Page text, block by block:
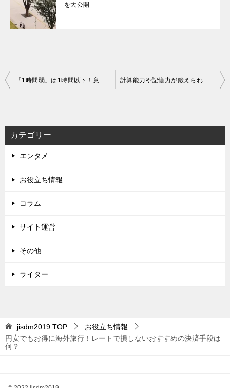
を大公開
投
ビ
ゲ
ー
シ
「1時間弱」は1時間以下！意外と勘違いされている日本語まとめ 計算能力や記憶力が鍛えられる？ブラックジャックのルールを徹底解説
カテゴリー
エンタメ
お役立ち情報
コラム
サイト運営
その他
ライター
jisdm2019 TOP
お役立ち情報
円安でもお得に海外旅行！レートで損しないおすすめの決済手段は
何？